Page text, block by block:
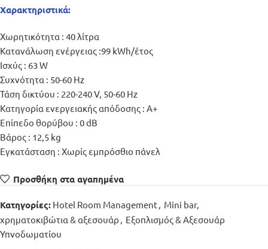
Χαρακτηριστικά:
Χωρητικότητα : 40 λίτρα
Κατανάλωση ενέργειας :99 kWh/έτος
Ισχύς : 63 W
Συχνότητα : 50-60 Hz
Τάση δικτύου : 220-240 V, 50-60 Hz
Κατηγορία ενεργειακής απόδοσης : A+
Επίπεδο θορύβου : 0 dB
Βάρος : 12,5 kg
Εγκατάσταση : Χωρίς εμπρόσθιο πάνελ
Προσθήκη στα αγαπημένα
Κατηγορίες: Hotel Room Management, Mini bar,
χρηματοκιβώτια & αξεσουάρ , Εξοπλισμός & Αξεσουάρ
Υπνοδωματίου